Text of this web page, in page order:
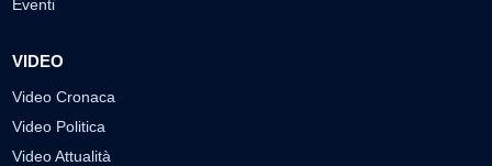
Eventi
VIDEO
Video Cronaca
Video Politica
Video Attualità